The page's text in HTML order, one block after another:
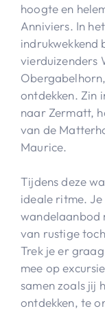
hoogte en
Anniviers. In
indrukwekkend
vierduizenders
ontdekken. Zin
naar Zermatt,
van de
Maurice.
Tijdens deze
ideale ritme.
wandelaanbod
van rustige
Trek je er
mee op
samen zoals jij
ontdekken, te